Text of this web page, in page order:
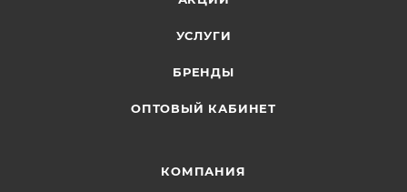
УСЛУГИ
БРЕНДЫ
ОПТОВЫЙ КАБИНЕТ
КОМПАНИЯ